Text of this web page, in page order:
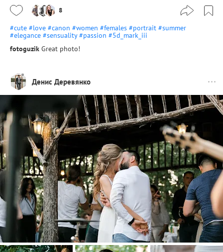
8
#cute #love #canon #women #females #portrait #summer
#elegance #sensuality #passion #5d_mark_iii
fotoguzik Great photo!
Денис Деревянко